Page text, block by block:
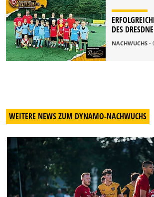
DES
NACHWUCHS -
WEITERE NEWS ZUM DYNAMO-NACHWUCHS